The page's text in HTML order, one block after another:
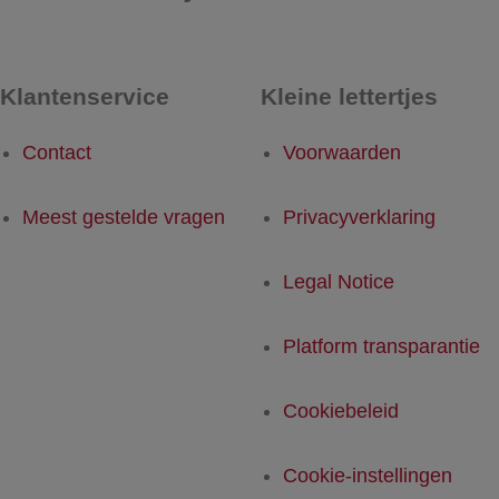
Klantenservice
Contact
Meest gestelde vragen
Kleine lettertjes
Voorwaarden
Privacyverklaring
Legal Notice
Platform transparantie
Cookiebeleid
Cookie-instellingen